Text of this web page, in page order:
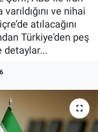
ve nihai
atılacağını
Türkiye'den peş
detaylar...